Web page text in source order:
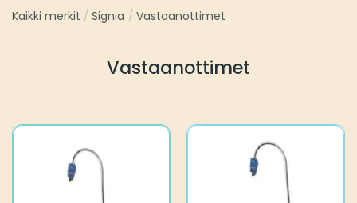
Kaikki merkit / Signia / Vastaanottimet
Vastaanottimet